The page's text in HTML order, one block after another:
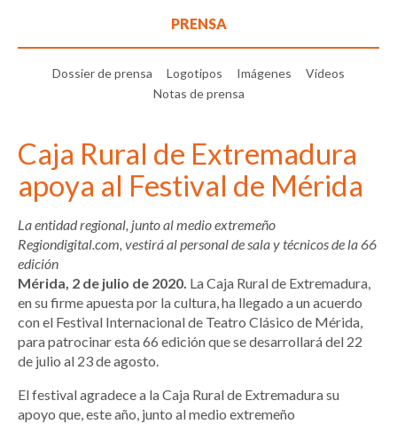
PRENSA
Dossier de prensa Logotipos Imágenes
Vídeos
Notas de prensa
Caja Rural de Extremadura
apoya al Festival de Mérida
La entidad regional, junto al medio extremeño
Regiondigital.com, vestirá al personal de sala y técnicos de la 66
edición
Mérida, 2 de julio de 2020. La Caja Rural de Extremadura,
en su firme apuesta por la cultura, ha llegado a un acuerdo
con el Festival Internacional de Teatro Clásico de Mérida,
para patrocinar esta 66 edición que se desarrollará del 22
de julio al 23 de agosto.
El festival agradece a la Caja Rural de Extremadura su
apoyo que, este año, junto al medio extremeño